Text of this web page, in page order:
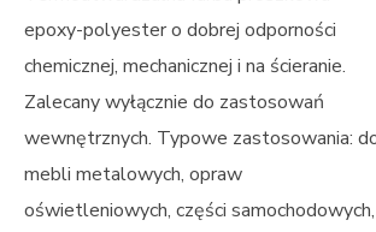
epoxy-polyester o dobrej odporności
chemicznej, mechanicznej i na ścieranie.
Zalecany wyłącznie do zastosowań
wewnętrznych. Typowe zastosowania:
mebli metalowych, opraw
oświetleniowych, części samochodowych,